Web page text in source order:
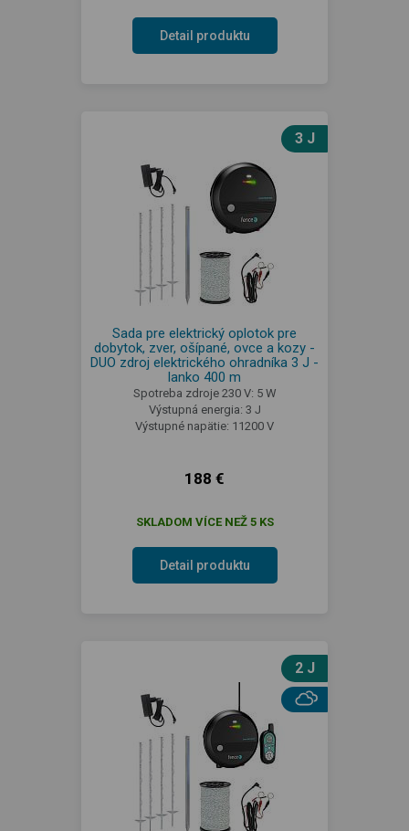
Detail produktu
3 J
Sada pre elektrický oplotok pre
dobytok, zver, ošípané, ovce a kozy -
DUO zdroj elektrického ohradníka 3 J -
lanko 400 m
Spotreba zdroje 230 V: 5 W
Výstupná energia: 3 J
Výstupné napätie: 11200 V
188 €
SKLADOM VÍCE NEŽ 5 KS
Detail produktu
2 J